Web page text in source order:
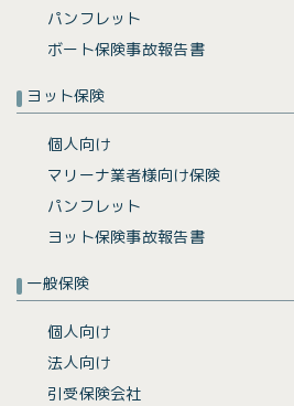
パンフレット
ボート保険事故報告書
ヨット保険
個人向け
マリーナ業者様向け保険
パンフレット
ヨット保険事故報告書
一般保険
個人向け
法人向け
引受保険会社